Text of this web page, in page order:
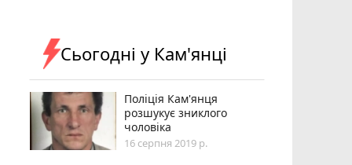
Сьогодні у Кам'янці
Поліція Кам'янця
розшукує зниклого
чоловіка
16 серпня 2019 р.